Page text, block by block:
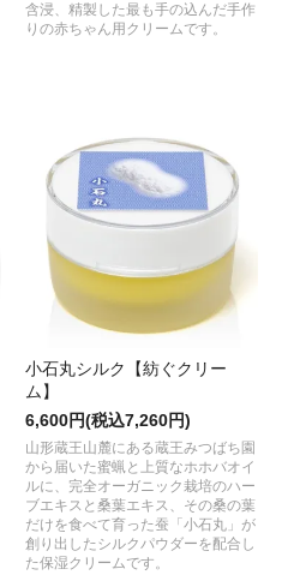
含浸、精製した最も手の込んだ手作
りの赤ちゃん用クリームです。
小石丸シルク【紡ぐクリー
ム】
6,600円(税込7,260円)
山形蔵王山麓にある蔵王みつばち園
から届いた蜜蝋と上質なホホバオイ
ルに、完全オーガニック栽培のハー
ブエキスと桑葉エキス、その桑の葉
だけを食べて育った蚕「小石丸」が
創り出したシルクパウダーを配合し
た保湿クリームです。